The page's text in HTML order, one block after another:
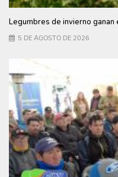
Legumbres de invierno
5 DE AGOSTO DE 2026